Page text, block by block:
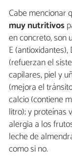
Cabe mencionar
muy nutritivos
en concreto, son
E
(refuerzan el
capilares, piel y
(mejora el
calcio (contiene
litro); y proteínas
alergia a los
leche de
como si no.